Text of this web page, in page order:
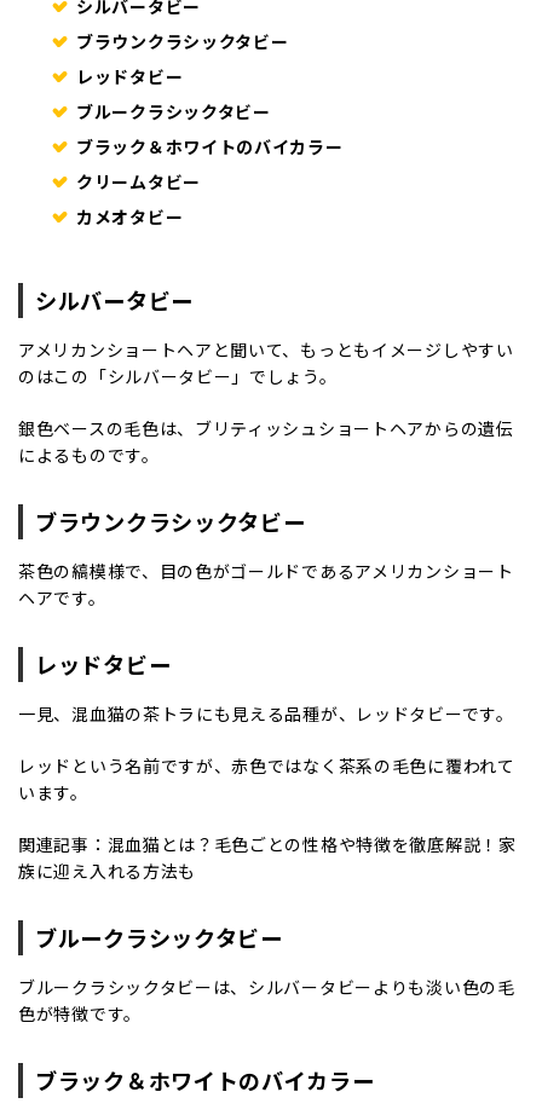
シルバータビー
ブラウンクラシックタビー
レッドタビー
ブルークラシックタビー
ブラック＆ホワイトのバイカラー
クリームタビー
カメオタビー
シルバータビー
アメリカンショートヘアと聞いて、もっともイメージしやすい
のはこの「シルバータビー」でしょう。
銀色ベースの毛色は、ブリティッシュショートヘアからの遺伝
によるものです。
ブラウンクラシックタビー
茶色の縞模様で、目の色がゴールドであるアメリカンショート
ヘアです。
レッドタビー
一見、混血猫の茶トラにも見える品種が、レッドタビーです。
レッドという名前ですが、赤色ではなく茶系の毛色に覆われて
います。
関連記事： 混血猫とは？毛色ごとの性格や特徴を徹底解説！家
族に迎え入れる方法も
ブルークラシックタビー
ブルークラシックタビーは、シルバータビーよりも淡い色の毛
色が特徴です。
ブラック＆ホワイトのバイカラー